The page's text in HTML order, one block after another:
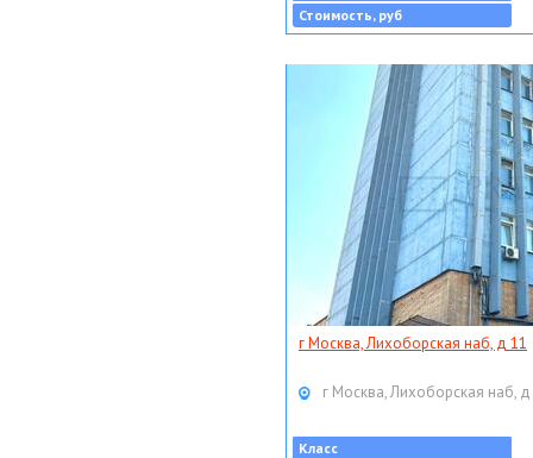
Стоимость, руб
г Москва, Лихоборская наб, д 11
г Москва, Лихоборская наб,
Класс